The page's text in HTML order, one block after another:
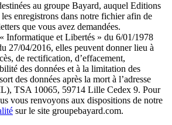
au groupe Bayard, auquel Editions
enregistrons dans notre fichier afin de
que vous avez demandées.
Informatique et Libertés » du 6/01/1978
27/04/2016, elles peuvent donner lieu à
de rectification, d’effacement,
des données et à la limitation des
des données après la mort à l’adresse
TSA 10065, 59714 Lille Cedex 9. Pour
vous renvoyons aux dispositions de notre
sur le site groupebayard.com.